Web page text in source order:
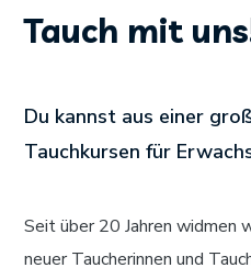
Tauch mit
Du kannst aus einer
Tauchkursen für
Seit über 20 Jahren widmen
neuer Taucherinnen und